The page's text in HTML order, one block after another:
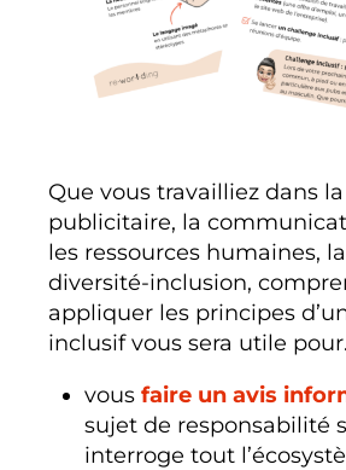
Que vous travailliez dans
publicitaire, la
les ressources humaines,
diversité-inclusion,
appliquer les principes
inclusif vous sera utile
vous faire un avis
sujet de responsabilité
interroge tout